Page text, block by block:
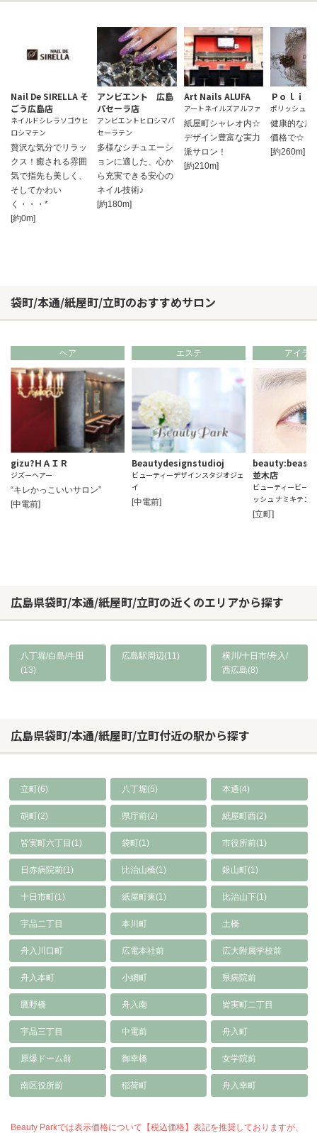
Nail De SIRELLA そ
ごう広島店
ネイルドシレラソゴウヒ
ロシマテン
贅沢な気分でリラッ
クス！癒される雰囲
気で指先も美しく、
そしてかわい
く・・・*
[約0m]
アンビエント 広島
パセーラ店
アンビエントヒロシマパ
セーラテン
多様なシチュエーシ
ョンに適した、心か
ら充実できる安心の
ネイル技術♪
[約180m]
Art Nails ALUFA
アートネイルズアルファ
紙屋町シャレオ内☆
デザイン豊富な実力
派サロン！
[約210m]
Ｐｏｌｉｓ
ポリッシュ
健康的な爪
価格で☆
[約260m]
袋町/本通/紙屋町/立町のおすすめサロン
ヘア
gizu?ＨＡＩＲ
ジズーヘアー
“キレかっこいいサロン”
[中電前]
エステ
Beautydesignstudioj
ビューティーデザインスタジオジェ
イ
[中電前]
アイラ
beauty:beast
並木店
ビューティービー
ッシュ ナミキテン
[立町]
広島県袋町/本通/紙屋町/立町の近くのエリアから探す
八丁堀/白島/牛田
(13)
広島駅周辺(11)
横川/十日市/舟入/
西広島(8)
広島県袋町/本通/紙屋町/立町付近の駅から探す
立町(6) 八丁堀(5) 本通(4)
胡町(2) 県庁前(2) 紙屋町西(2)
皆実町六丁目(1) 袋町(1) 市役所前(1)
日赤病院前(1) 比治山橋(1) 銀山町(1)
十日市町(1) 紙屋町東(1) 比治山下(1)
宇品二丁目 本川町 土橋
舟入川口町 広電本社前 広大附属学校前
舟入本町 小網町 県病院前
鷹野橋 舟入南 皆実町二丁目
宇品三丁目 中電前 舟入町
原爆ドーム前 御幸橋 女学院前
南区役所前 稲荷町 舟入幸町
Beauty Parkでは表示価格について【税込価格】表記を推奨しておりますが、